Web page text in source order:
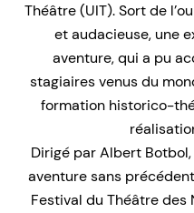
Théâtre (UIT). Sort de
et audacieuse, une
aventure, qui a pu
stagiaires venus du
formation historico-
Dirigé par Albert
aventure sans
Festival du Théâtre des